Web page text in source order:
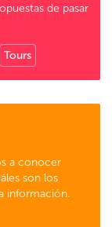
de pasar
Tours
a conocer
son los
información.